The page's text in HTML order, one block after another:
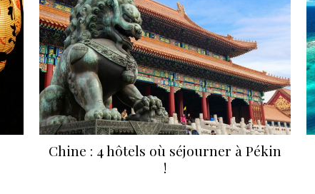
Chine : 4 hôtels où séjourner à Pékin
!